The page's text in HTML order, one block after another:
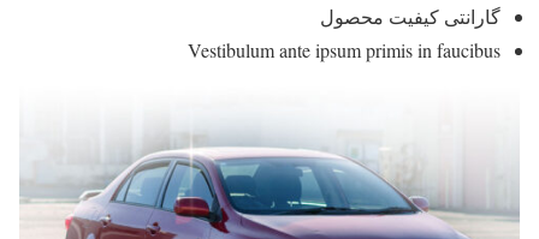
گارانتی کیفیت محصول
Vestibulum ante ipsum primis in faucibus